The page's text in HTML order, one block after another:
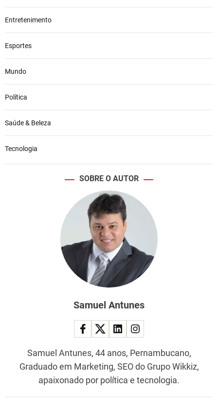
Entretenimento
Esportes
Mundo
Política
Saúde & Beleza
Tecnologia
SOBRE O AUTOR
Samuel Antunes
Samuel Antunes, 44 anos, Pernambucano,
Graduado em Marketing, SEO do Grupo Wikkiz,
apaixonado por política e tecnologia.